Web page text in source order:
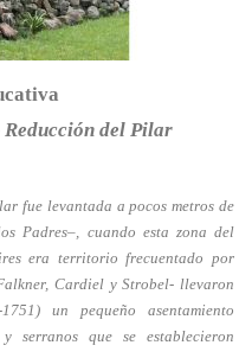
Reducción del Pilar
fue levantada a pocos metros de
Padres–, cuando esta zona del
era territorio frecuentado por
Cardiel y Strobel- llevaron
un pequeño asentamiento
serranos que se establecieron